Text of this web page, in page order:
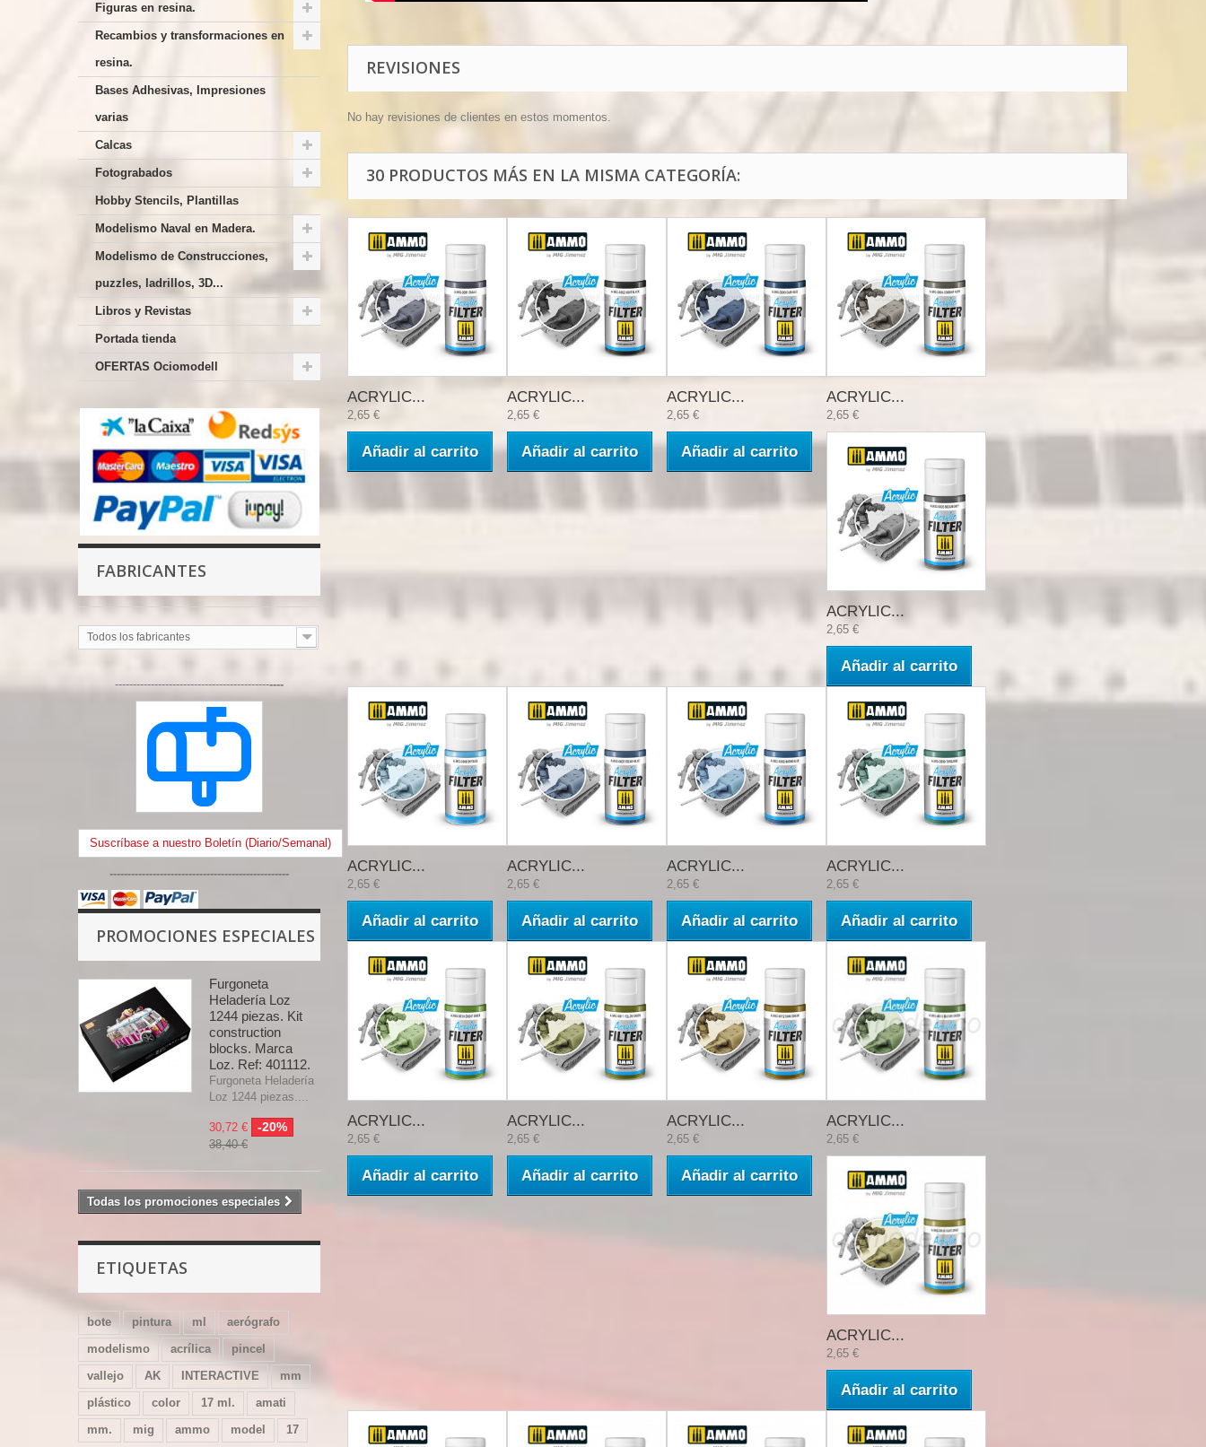
Figuras en resina.
Recambios y transformaciones en
resina.
Bases Adhesivas, Impresiones
varias
Calcas
Fotograbados
Hobby Stencils, Plantillas
Modelismo Naval en Madera.
Modelismo de Construcciones,
puzzles, ladrillos, 3D...
Libros y Revistas
Portada tienda
OFERTAS Ociomodell
FABRICANTES
Todos los fabricantes
-----------------------------------------------
Suscríbase a nuestro Boletín (Diario/Semanal)
--------------------------------------------------
PROMOCIONES ESPECIALES
Furgoneta
Heladería Loz
1244 piezas. Kit
construction
blocks. Marca
Loz. Ref: 401112.
Furgoneta Heladería
Loz 1244 piezas....
30,72 € -20%
38,40 €
Todas los promociones especiales
ETIQUETAS
bote pintura ml
aerógrafo
modelismo
acrílica
pincel
vallejo
AK INTERACTIVE
mm
plástico
color 17 ml.
amati
mm.
mig ammo model 17
REVISIONES
No hay revisiones de clientes en estos momentos.
30 PRODUCTOS MÁS EN LA MISMA CATEGORÍA:
ACRYLIC...
2,65 €
Añadir al carrito
ACRYLIC...
2,65 €
Añadir al carrito
ACRYLIC...
2,65 €
Añadir al carrito
ACRYLIC...
2,65 €
ACRYLIC...
2,65 €
Añadir al carrito
ACRYLIC...
2,65 €
Añadir al carrito
ACRYLIC...
2,65 €
Añadir al carrito
ACRYLIC...
2,65 €
Añadir al carrito
ACRYLIC...
2,65 €
Añadir al carrito
ACRYLIC...
2,65 €
Añadir al carrito
ACRYLIC...
2,65 €
Añadir al carrito
ACRYLIC...
2,65 €
Añadir al carrito
ACRYLIC...
2,65 €
ACRYLIC...
2,65 €
Añadir al carrito